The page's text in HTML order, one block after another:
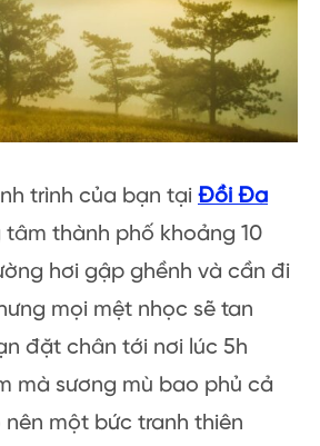
trình của bạn tại Đồi Đa
tâm thành phố khoảng 10
hơi gập ghềnh và cần đi
mọi mệt nhọc sẽ tan
đặt chân tới nơi lúc 5h
mà sương mù bao phủ cả
một bức tranh thiên